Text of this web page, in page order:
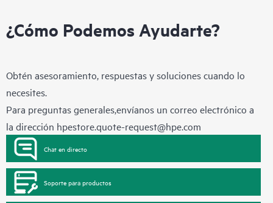
¿Cómo Podemos Ayudarte?
Obtén asesoramiento, respuestas y soluciones cuando lo
necesites.
Para preguntas generales,envíanos un correo electrónico a
la dirección hpestore.quote-request@hpe.com
Chat en directo
Soporte para productos